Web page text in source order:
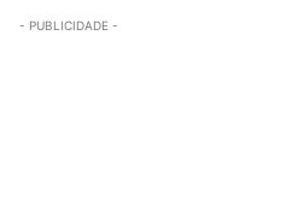
- PUBLICIDADE -